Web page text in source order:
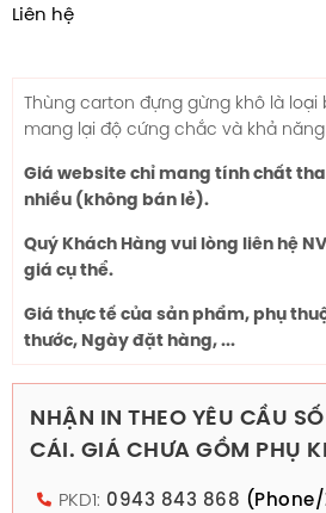
Liên hệ
Thùng carton đựng gừng khô là
mang lại độ cứng chắc và khả
Giá website chỉ mang tính chất
nhiều (không bán lẻ).
Quý Khách Hàng vui lòng liên hệ
giá cụ thể.
Giá thực tế của sản phẩm, phụ
thước, Ngày đặt hàng, ...
NHẬN IN THEO YÊU CẦU
CÁI. GIÁ CHƯA GỒM PHỤ
PKD1: 0943 843 868